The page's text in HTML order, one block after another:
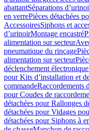
abattantSéparations
en verrePièces détachées
AccessoiresSiphons et
dʼurinoirMontage encastré
alimentation sur secteur
pneumatique du rinçage
alimentation sur secteur
déclenchement
pour Kits d’installation et
commandeRaccordements
pour Coudes de
détachées pour Rallonges
détachées pour Vidages
détachées pour Siphons à